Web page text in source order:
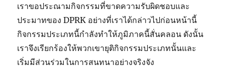
เราขอประณามกิจกรรมที่ขาดความรับผิดชอบและ
ประมาทของ DPRK อย่างที่เราได้กล่าวไปก่อนหน้านี้
กิจกรรมประเภทนี้กำลังทำให้ภูมิภาคนี้สั่นคลอน ดังนั้น
เราจึงเรียกร้องให้พวกเขายุติกิจกรรมประเภทนั้นและ
เริ่มมีส่วนร่วมในการสนทนาอย่างจริงจัง